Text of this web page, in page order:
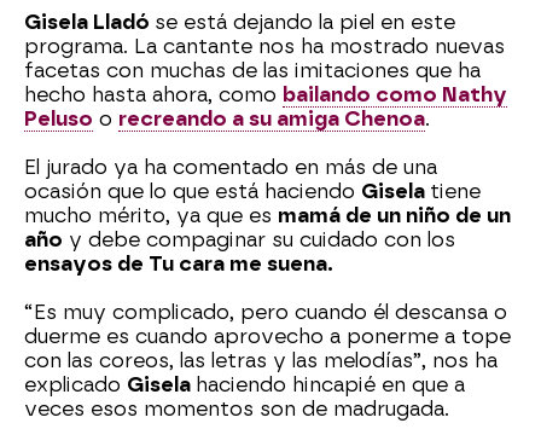
Gisela Lladó se está dejando la piel en este
programa. La cantante nos ha mostrado nuevas
facetas con muchas de las imitaciones que ha
hecho hasta ahora, como bailando como Nathy
Peluso o recreando a su amiga Chenoa.
El jurado ya ha comentado en más de una
ocasión que lo que está haciendo Gisela tiene
mucho mérito, ya que es mamá de un niño de un
año y debe compaginar su cuidado con los
ensayos de Tu cara me suena.
“Es muy complicado, pero cuando él descansa o
duerme es cuando aprovecho a ponerme a tope
con las coreos, las letras y las melodías”, nos ha
explicado Gisela haciendo hincapié en que a
veces esos momentos son de madrugada.